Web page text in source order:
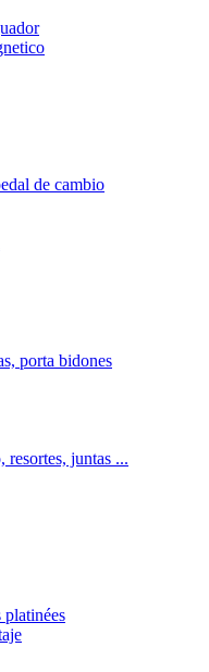
de cambio
porta bidones
resortes, juntas ...
platinées